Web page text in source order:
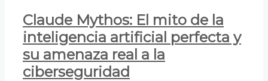
Claude Mythos: El mito de la
inteligencia artificial perfecta y
su amenaza real a la
ciberseguridad